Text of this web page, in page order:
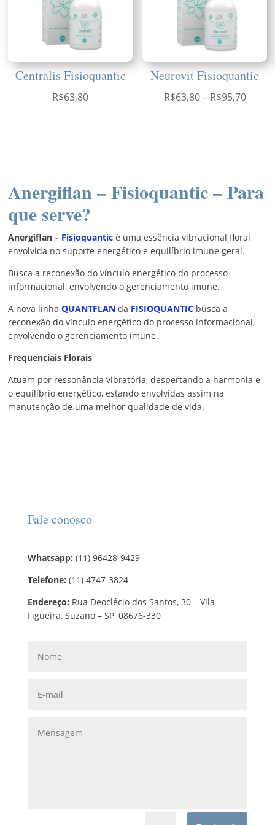
Centralis Fisioquantic
R$63,80
Neurovit Fisioquantic
R$63,80 – R$95,70Faixa
Anergiflan – Fisioquantic – Para
que serve?
Anergiflan – Fisioquantic é uma essência vibracional floral
envolvida no suporte energético e equilíbrio imune geral.
Busca a reconexão do vínculo energético do processo
informacional, envolvendo o gerenciamento imune.
A nova linhaQUANTFLAN da FISIOQUANTIC busca a
reconexão do vínculo energético do processo informacional,
envolvendo o gerenciamento imune.
Frequenciais Florais
Atuam por ressonância vibratória, despertando a harmonia e
o equilíbrio energético, estando envolvidas assim na
manutenção de uma melhor qualidade de vida.
Fale conosco
Whatsapp: (11) 96428-9429
Telefone: (11) 4747-3824
Endereço: Rua Deoclécio dos Santos, 30 – Vila
Figueira, Suzano – SP, 08676-330